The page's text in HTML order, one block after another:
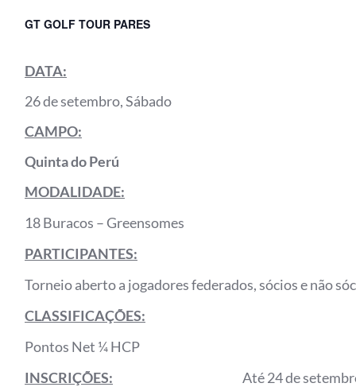
GT GOLF TOUR PARES
DATA:
26 de setembro, Sábado
CAMPO:
Quinta do Perú
MODALIDADE:
18 Buracos – Greensomes
PARTICIPANTES:
Torneio aberto a jogadores federados, sócios e não
CLASSIFICAÇÕES:
Pontos Net ¼ HCP
INSCRIÇÕES:
Até 24 de